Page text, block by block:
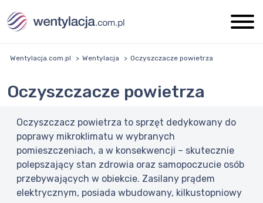
Wentylacja.com.pl Wentylacja Oczyszczacze powietrza
Oczyszczacze powietrza
Oczyszczacz powietrza to sprzęt dedykowany do
poprawy mikroklimatu w wybranych
pomieszczeniach, a w konsekwencji – skutecznie
polepszający stan zdrowia oraz samopoczucie osób
przebywających w obiekcie. Zasilany prądem
elektrycznym, posiada wbudowany, kilkustopniowy